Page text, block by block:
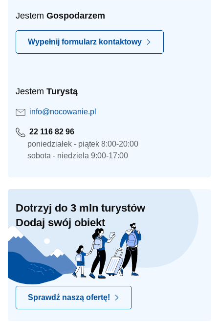
Jestem Gospodarzem
Wypełnij formularz kontaktowy
Jestem Turystą
info@nocowanie.pl
22 116 82 96
poniedziałek - piątek 8:00-20:00
sobota - niedziela 9:00-17:00
Dotrzyj do 3 mln turystów
Dodaj swój obiekt
Sprawdź naszą ofertę!